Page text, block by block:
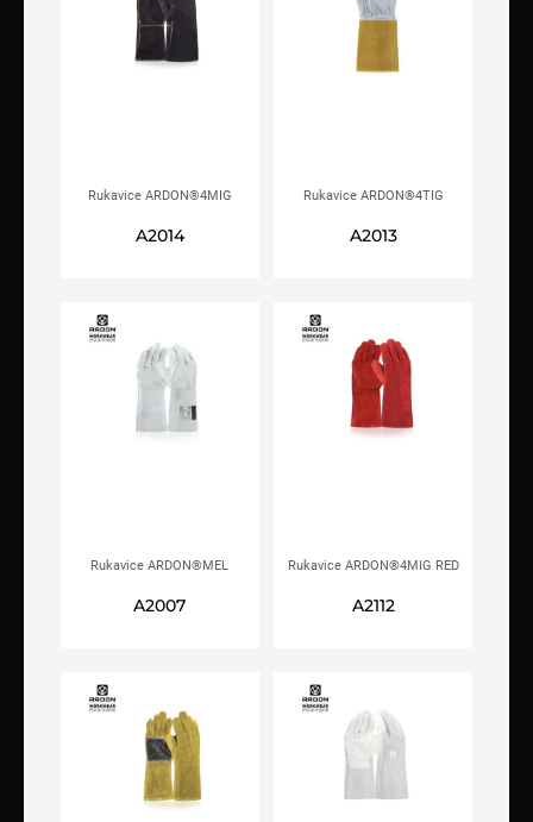
Rukavice ARDON®4MIG
A2014
Rukavice ARDON®4TIG
A2013
Rukavice ARDON®MEL
A2007
Rukavice ARDON®4MIG RED
A2112